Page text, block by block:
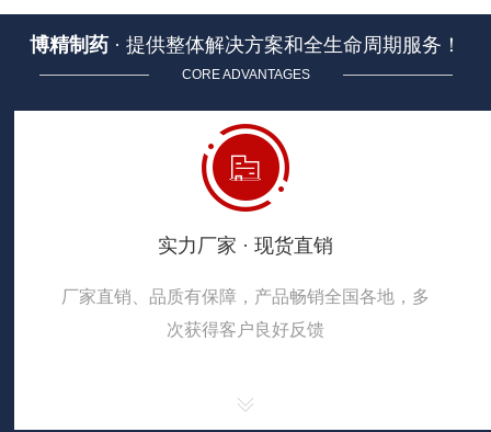
博精制药 · 提供整体解决方案和全生命周期服务！
CORE ADVANTAGES
实力厂家 · 现货直销
厂家直销、品质有保障，产品畅销全国各地，多
次获得客户良好反馈